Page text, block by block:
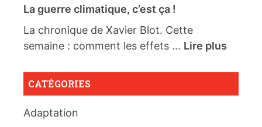
La guerre climatique, c’est ça !
La chronique de Xavier Blot. Cette
semaine : comment les effets ... Lire plus
CATÉGORIES
Adaptation